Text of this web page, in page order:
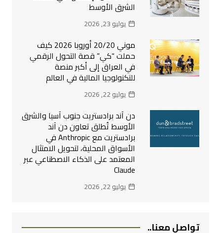
الشرق الأوسط
يوليو 23, 2026
موني 20/20 أوروبا 2026 كيف
حملت “كي” قصة التحول الرقمي
في العراق إلى أكبر منصة
للتكنولوجيا المالية في العالم
يوليو 22, 2026
دن آند برادستريت جنوب آسيا والشرق
الأوسط تُطلق تعاون دن آند
برادستريت مع Anthropic في
الأسواق المحلية، لتحويل الامتثال
المعتمد على الذكاء الاصطناعي عبر
Claude
يوليو 22, 2026
تواصل معنا..